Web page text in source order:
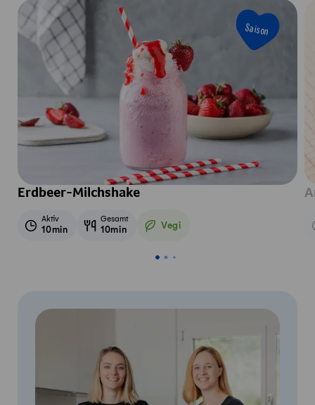
Saison
Erdbeer-Milchshake
Aktiv
10min
Gesamt
10min Vegi
Vegetarisch